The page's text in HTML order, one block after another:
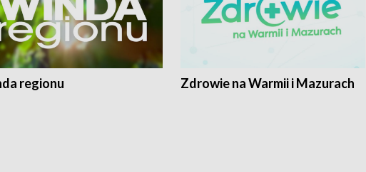
regionu Zdrowie na Warmii i Mazurach